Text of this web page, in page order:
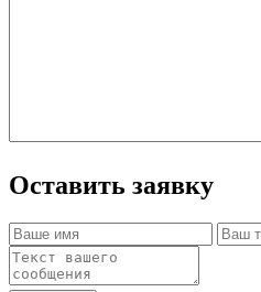
Оставить заявку